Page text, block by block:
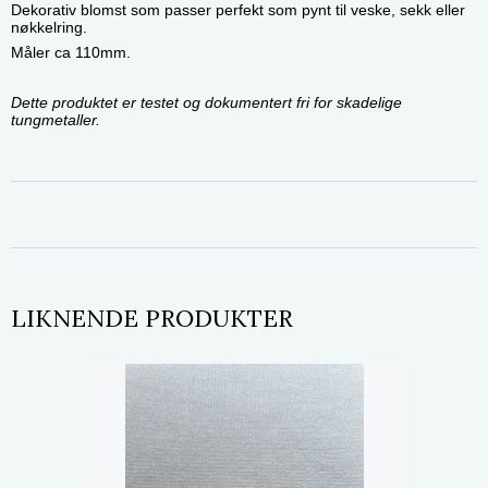
Dekorativ blomst som passer perfekt som pynt til veske, sekk eller
nøkkelring.
Måler ca 110mm.
Dette produktet er testet og dokumentert fri for skadelige
tungmetaller.
LIKNENDE PRODUKTER